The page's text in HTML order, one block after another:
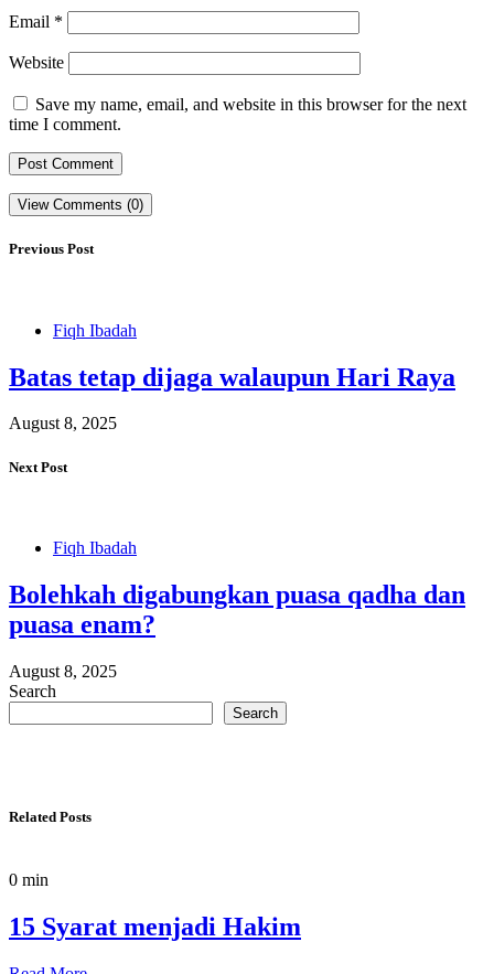
Email *
Website
Save my name, email, and website in this browser for the next
time I comment.
View Comments (0)
Previous Post
Fiqh Ibadah
Batas tetap dijaga walaupun Hari Raya
August 8, 2025
Next Post
Fiqh Ibadah
Bolehkah digabungkan puasa qadha dan
puasa enam?
August 8, 2025
Search
Search
Related Posts
0 min
15 Syarat menjadi Hakim